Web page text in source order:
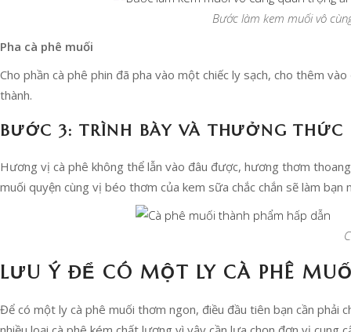
Bước làm kem muối vô
Pha cà phê muối
Cho phần cà phê phin đã pha vào một chiếc ly sạch, cho thêm
thành.
BƯỚC 3: TRÌNH BÀY VÀ THƯỞNG THỨC
Hương vị cà phê không thể lẫn vào đâu được, hương thơm
muối quyện cùng vị béo thơm của kem sữa chắc chắn sẽ làm
LƯU Ý ĐỂ CÓ MỘT LY CÀ PHÊ
Để có một ly cà phê muối thơm ngon, điều đầu tiên bạn cần